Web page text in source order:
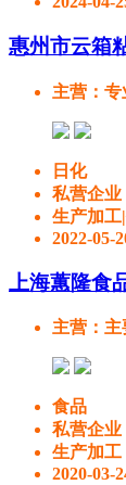
惠州市云箱
主营 ：
日化
私营企业
生产加工
2022-05-
上海蕙隆食
主营 ：
食品
私营企业
生产加工
2020-03-